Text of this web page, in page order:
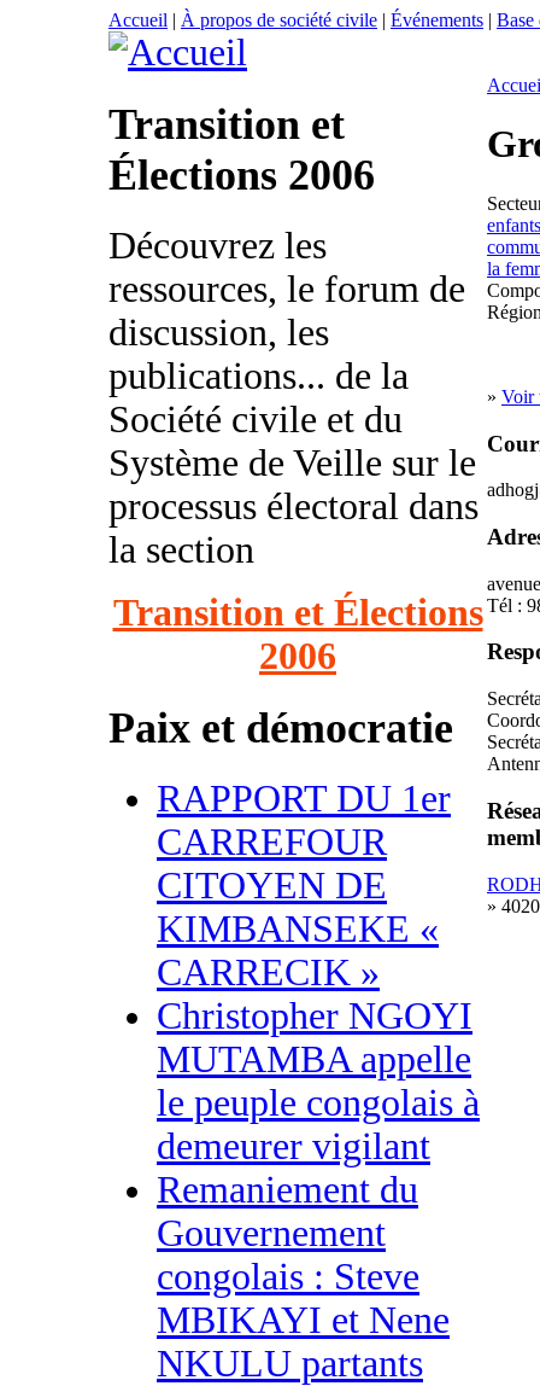
Accueil | À propos de société civile | Événements | Base
Transition et
Élections 2006
Découvrez les
ressources, le forum de
discussion, les
publications... de la
Société civile et du
Système de Veille sur le
processus électoral dans
la section
Transition et Élections
2006
Paix et démocratie
RAPPORT DU 1er
CARREFOUR
CITOYEN DE
KIMBANSEKE «
CARRECIK »
Christopher NGOYI
MUTAMBA appelle
le peuple congolais à
demeurer vigilant
Remaniement du
Gouvernement
congolais : Steve
MBIKAYI et Nene
NKULU partants
enfants
la
» Voir
Tél :
»